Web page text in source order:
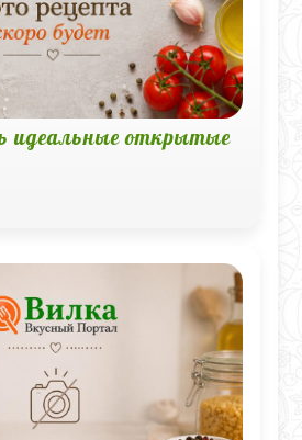
идеальные открытые